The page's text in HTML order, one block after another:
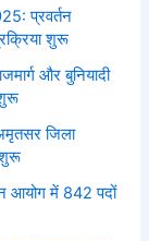
प्रवर्तन
शुरू
और बुनियादी
जिला
शुरू
आयोग में 842 पदों